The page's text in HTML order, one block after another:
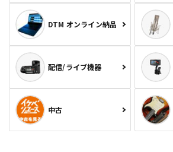
DTM オンライン納品
配信/ライブ機器
中古